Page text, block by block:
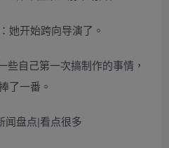
她开始跨向导演了。
些自己第一次搞制作的事情，
了一番。